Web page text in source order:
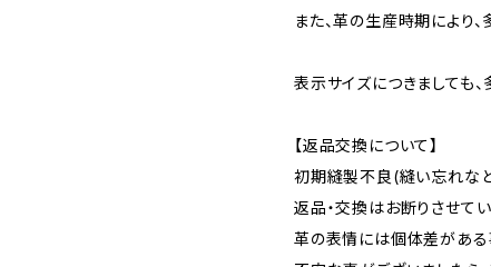
また、革の生産時期により
表示サイズにつきましても
【返品交換について】
初期縫製不良(縫い忘れな
返品・交換はお断りさせてい
革の表情には個体差がある